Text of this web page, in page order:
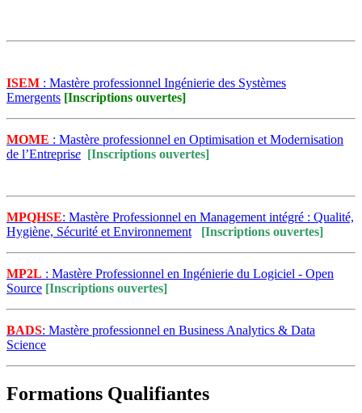
ISEM : Mastère professionnel Ingénierie des Systèmes
Emergents [Inscriptions ouvertes]
MOME : Mastère professionnel en Optimisation et Modernisation
de l’Entreprise [Inscriptions ouvertes]
MPQHSE: Mastère Professionnel en Management intégré : Qualité,
Hygiène, Sécurité et Environnement
[Inscriptions ouvertes]
MP2L : Mastère Professionnel en Ingénierie du Logiciel - Open
Source [Inscriptions ouvertes]
BADS: Mastère professionnel en Business Analytics & Data
Science
Formations Qualifiantes